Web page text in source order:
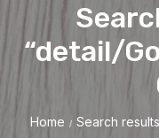
“detail/
Home / Search